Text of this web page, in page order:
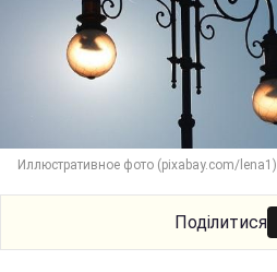
Иллюстративное фото (pixabay.com/lena1)
Поділитися